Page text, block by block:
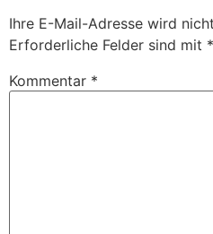
Ihre E-Mail-Adresse wird
Erforderliche Felder sind mit *
Kommentar *